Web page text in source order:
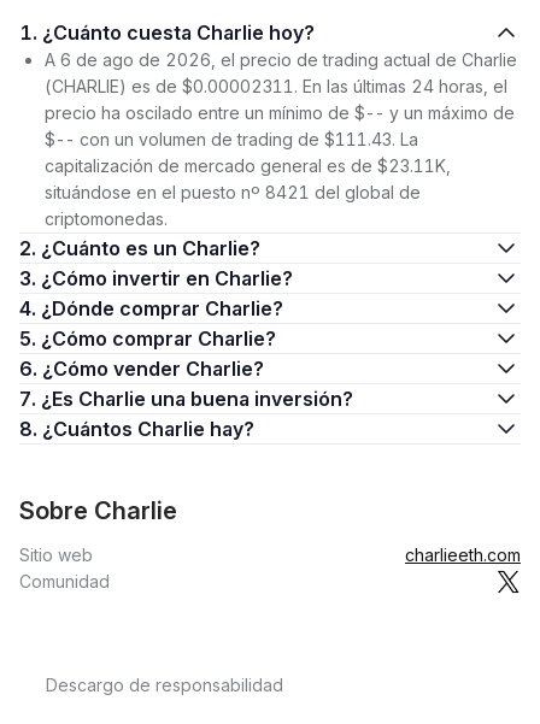
1. ¿Cuánto cuesta Charlie hoy?
A 6 de ago de 2026, el precio de trading actual de Charlie
(CHARLIE) es de $0.00002311. En las últimas 24 horas, el
precio ha oscilado entre un mínimo de $-- y un máximo de
$-- con un volumen de trading de $111.43. La
capitalización de mercado general es de $23.11K,
situándose en el puesto nº 8421 del global de
criptomonedas.
2. ¿Cuánto es un Charlie?
3. ¿Cómo invertir en Charlie?
4. ¿Dónde comprar Charlie?
5. ¿Cómo comprar Charlie?
6. ¿Cómo vender Charlie?
7. ¿Es Charlie una buena inversión?
8. ¿Cuántos Charlie hay?
Sobre Charlie
Sitio web
charlieeth.com
Comunidad
Descargo de responsabilidad